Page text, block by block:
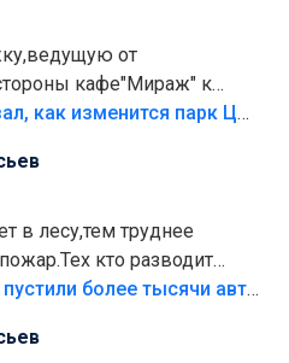
от
кафе"Мираж" к
то бордюры
еще,видимо,часть
Глава Тольятти рассказал, как изменится парк Центрального района
в лесу,тем труднее
кто разводит
штрафовать.Камер полно
В тольяттинский лес не пустили более тысячи автомобилей